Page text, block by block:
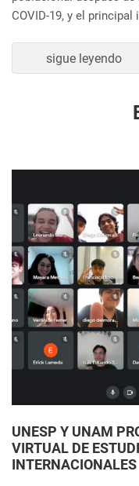
UNESP Y UNAM
VIRTUAL DE
INTERNACIONALES
07/05/2023 10:23 |
El pasado
Facultad de
Nacional Autónoma de